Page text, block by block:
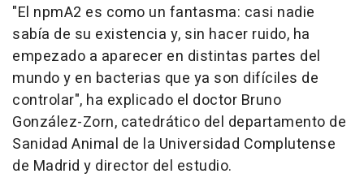
"El npmA2 es como un fantasma: casi nadie
sabía de su existencia y, sin hacer ruido, ha
empezado a aparecer en distintas partes del
mundo y en bacterias que ya son difíciles de
controlar", ha explicado el doctor Bruno
González-Zorn, catedrático del departamento de
Sanidad Animal de la Universidad Complutense
de Madrid y director del estudio.